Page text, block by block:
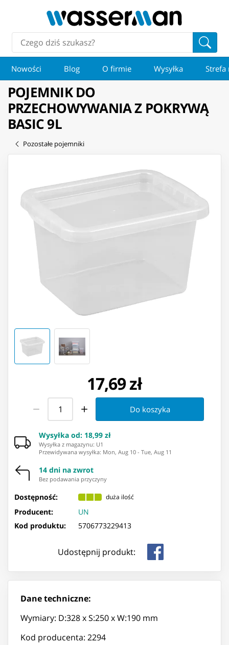
Nowości Blog O firmie Wysyłka Strefa
POJEMNIK DO
PRZECHOWYWANIA Z POKRYWĄ
BASIC 9L
Pozostałe pojemniki
17,69 zł
Do koszyka
Wysyłka od: 18,99 zł
Wysyłka z magazynu: ⁨U1⁩
Przewidywana wysyłka: Mon, Aug 10 - Tue, Aug 11
14 dni na zwrot
Bez podawania przyczyny
Dostępność: duża ilość
Producent:
UN
Kod produktu:
5706773229413
Udostępnij produkt:
Dane techniczne:
Wymiary: D:328 x S:250 x W:190 mm
Kod producenta: 2294